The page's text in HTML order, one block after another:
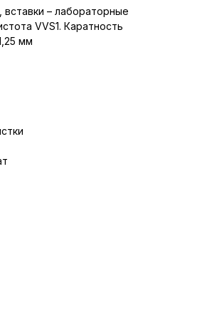
– лабораторные
VVS1. Каратность
мм